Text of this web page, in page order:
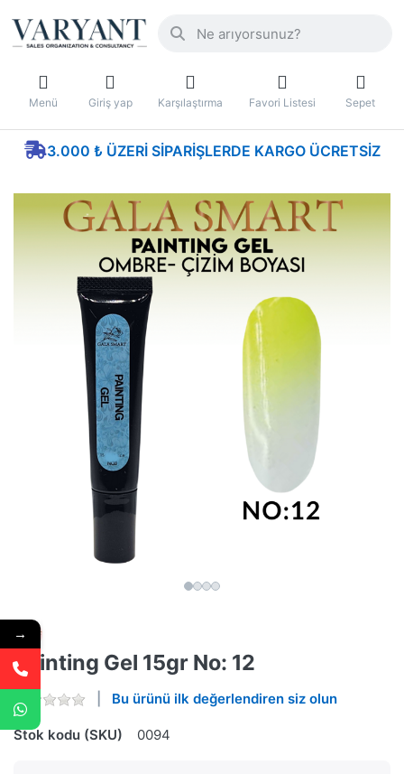
Menü Giriş yap Karşılaştırma Favori Listesi Sepet
3.000 ₺ ÜZERI SIPARIŞLERDE KARGO ÜCRETSIZ
Painting Gel 15gr No: 12
Bu ürünü ilk değerlendiren siz olun
Stok kodu (SKU) 0094
→